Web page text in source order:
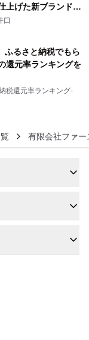
上げた新ブランド
口
ふるさと納税でもら
還元率ランキングを
税還元率ランキング-
有限会社ファー